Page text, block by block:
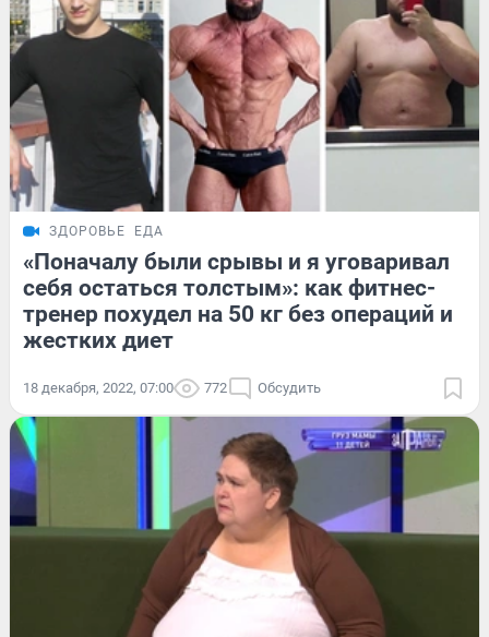
ЗДОРОВЬЕ ЕДА
«Поначалу были срывы и я уговаривал
себя остаться толстым»: как фитнес-
тренер похудел на 50 кг без операций и
жестких диет
18 декабря, 2022, 07:00 772 Обсудить